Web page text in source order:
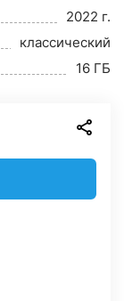
2022 г.
классический
16 ГБ